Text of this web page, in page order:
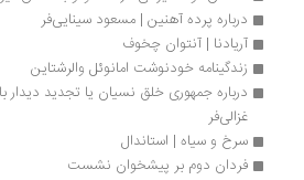
د‌‌‌‌‌رباره‌ پرده آهنین | مسعود سینایی‌فر
آریادنا | آنتوان چخوف
زندگینامه خودنوشت امانوئل والرشتاین
سرخ و سیاه | استاندال
فردان دوم بر پیشخوان نشست